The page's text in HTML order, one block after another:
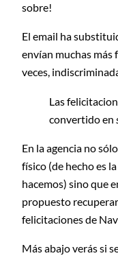
sobre!
El email ha
envían muchas más
veces,
Las
convertido en
En la agencia no
físico (de hecho es
hacemos) sino que
propuesto
felicitaciones de
Más abajo verás si